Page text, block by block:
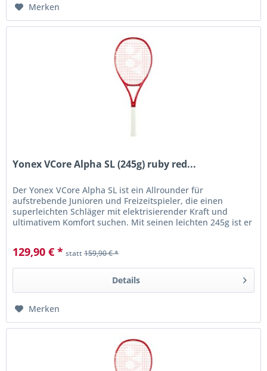
Merken
Yonex VCore Alpha SL (245g) ruby red...
Der Yonex VCore Alpha SL ist ein Allrounder für
aufstrebende Junioren und Freizeitspieler, die einen
superleichten Schläger mit elektrisierender Kraft und
ultimativem Komfort suchen. Mit seinen leichten 245g ist er
129,90 € * statt159,90 € *
Details
Merken